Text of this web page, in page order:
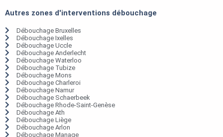
Autres zones d'interventions débouchage
Débouchage Bruxelles
Débouchage Ixelles
Débouchage Uccle
Débouchage Anderlecht
Débouchage Waterloo
Débouchage Tubize
Débouchage Mons
Débouchage Charleroi
Débouchage Namur
Débouchage Schaerbeek
Débouchage Rhode-Saint-Genèse
Débouchage Ath
Débouchage Liège
Débouchage Arlon
Débouchage Manage